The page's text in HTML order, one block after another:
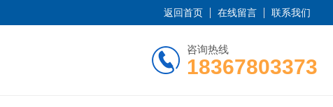
返回首页 在线留言 联系我们
咨询热线
18367803373